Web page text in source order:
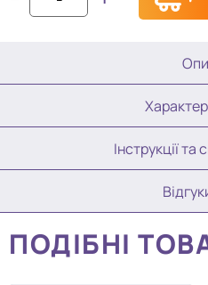
Інструкції та
ПОДІБНІ